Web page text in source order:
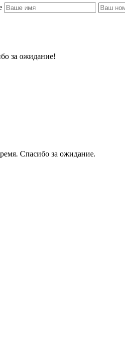
за ожидание!
Спасибо за ожидание.